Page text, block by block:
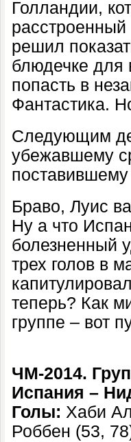
Голландии,
решил
блюдечке для
попасть в
Фантастика.
Следующим
убежавшему
поставившему
Браво, Луис
Ну а что
болезненный
трех голов в
теперь? Как
группе – вот
ЧМ-2014.
Испания –
Голы: Хаби
Роббен (53,